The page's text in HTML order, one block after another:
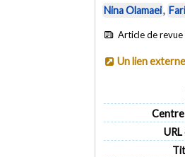
Nina Olamaei,
Article de
Un lien